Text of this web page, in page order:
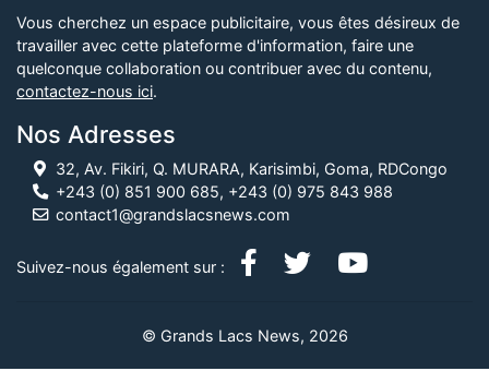
Vous cherchez un espace publicitaire, vous êtes désireux de
travailler avec cette plateforme d'information, faire une
quelconque collaboration ou contribuer avec du contenu,
contactez-nous ici.
Nos Adresses
32, Av. Fikiri, Q. MURARA, Karisimbi, Goma, RDCongo
+243 (0) 851 900 685, +243 (0) 975 843 988
contact1@grandslacsnews.com
Suivez-nous également sur :
© Grands Lacs News, 2026